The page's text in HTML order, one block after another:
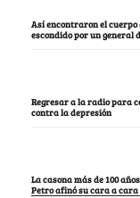
Así encontraron el cuerpo
escondido por un general
Regresar a la radio para
contra la depresión
La casona más de 100
Petro afinó su cara a